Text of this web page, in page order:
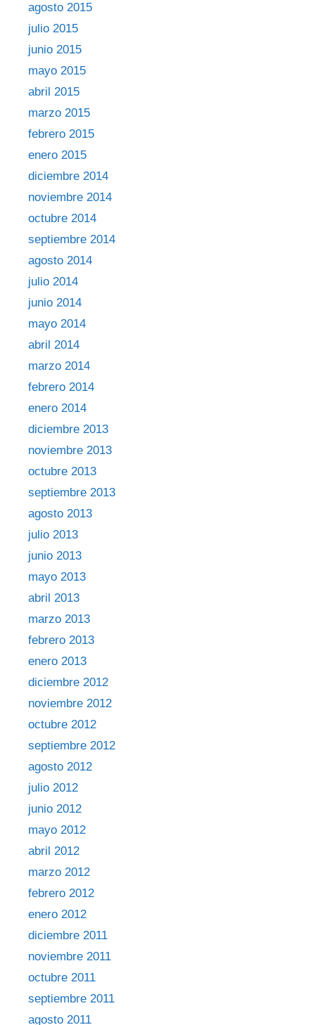
agosto 2015
julio 2015
junio 2015
mayo 2015
abril 2015
marzo 2015
febrero 2015
enero 2015
diciembre 2014
noviembre 2014
octubre 2014
septiembre 2014
agosto 2014
julio 2014
junio 2014
mayo 2014
abril 2014
marzo 2014
febrero 2014
enero 2014
diciembre 2013
noviembre 2013
octubre 2013
septiembre 2013
agosto 2013
julio 2013
junio 2013
mayo 2013
abril 2013
marzo 2013
febrero 2013
enero 2013
diciembre 2012
noviembre 2012
octubre 2012
septiembre 2012
agosto 2012
julio 2012
junio 2012
mayo 2012
abril 2012
marzo 2012
febrero 2012
enero 2012
diciembre 2011
noviembre 2011
octubre 2011
septiembre 2011
agosto 2011